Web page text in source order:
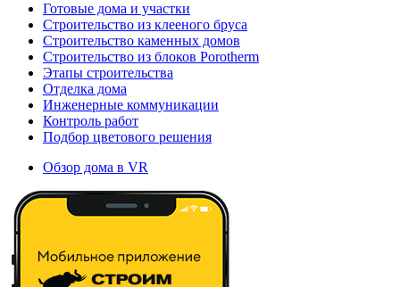
Готовые дома и участки
Строительство из клееного бруса
Строительство каменных домов
Строительство из блоков Porotherm
Этапы строительства
Отделка дома
Инженерные коммуникации
Контроль работ
Подбор цветового решения
Обзор дома в VR